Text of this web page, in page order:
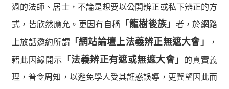
過的法師、居士，不論是想要以公開辨正或私下辨正的方
式，皆欣然應允。更因有自稱 「 龍樹後族 」 者，於網路
上放話邀約所謂 「網站論壇上法義辨正無遮大會 」
，
藉此因緣開示 「法義辨正有遮或無遮大會 」 的真實義
理，普令周知，以避免學人受其誑惑誤導，更冀望因此而